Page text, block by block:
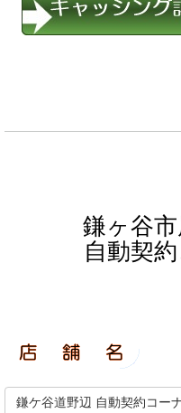
鎌ヶ谷
自動契
鎌ケ谷道野辺 自動契約コー